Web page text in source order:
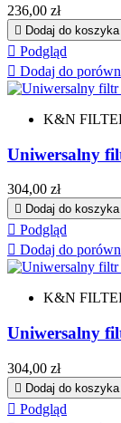
Cena
236,00 zł
 Dodaj do koszyka
 Podgląd
 Dodaj do
K&N
Uniwersalny
Cena
304,00 zł
 Dodaj do koszyka
 Podgląd
 Dodaj do
K&N
Uniwersalny
Cena
304,00 zł
 Dodaj do koszyka
 Podgląd